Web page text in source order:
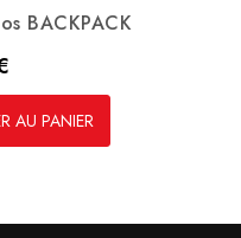
BACKPACK
AU PANIER